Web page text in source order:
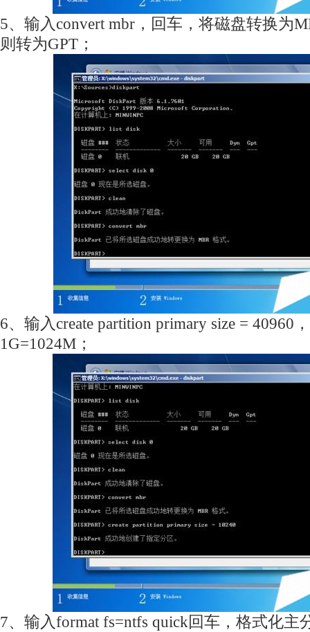
5、输入convert mbr，回车，将磁盘转换为
则转为GPT；
6、输入create partition primary size = 40960
1G=1024M；
7、输入format fs=ntfs quick回车，格式化主